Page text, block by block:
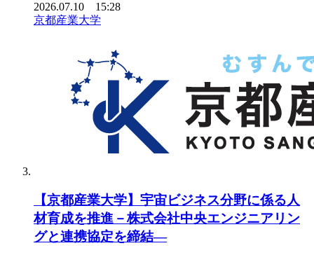
2026.07.10 15:28
京都産業大学
【京都産業大学】宇宙ビジネス分野に係る人
材育成を推進－株式会社中央エンジニアリン
グと連携協定を締結―